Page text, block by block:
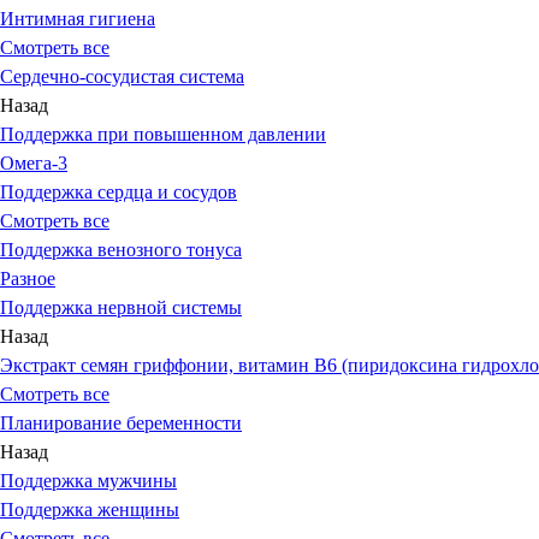
Интимная гигиена
Смотреть все
Сердечно-сосудистая система
Назад
Поддержка при повышенном давлении
Омега-3
Поддержка сердца и сосудов
Смотреть все
Поддержка венозного тонуса
Разное
Поддержка нервной системы
Назад
Экстракт семян гриффонии, витамин В6 (пиридоксина
Смотреть все
Планирование беременности
Назад
Поддержка мужчины
Поддержка женщины